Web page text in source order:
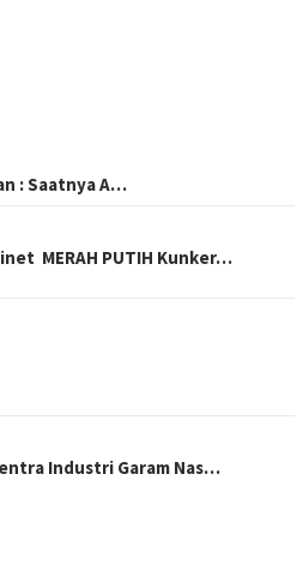
: Saatnya A…
MERAH PUTIH Kunker…
Industri Garam Nas…